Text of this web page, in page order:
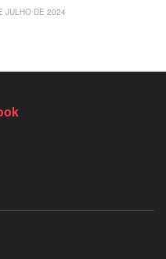
JULHO DE 2024